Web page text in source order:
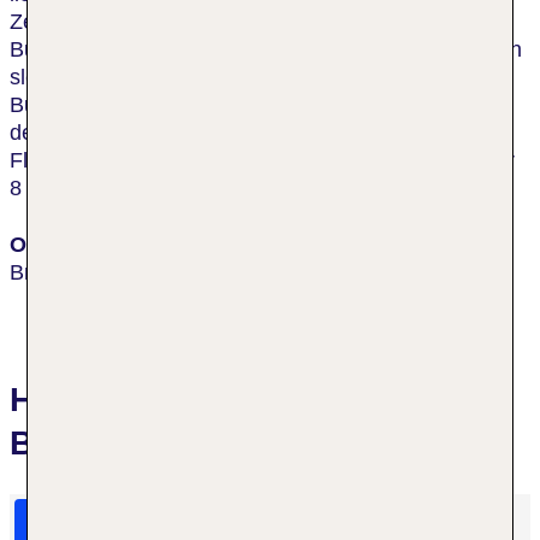
Zentrum der Stadt entfernt und neben dem Eurovea
Business Center, der Pribina Galleria und dem neuen
slowakischen Nationaltheater. Es gibt eine
Bushaltestelle in der unmittelbaren Umgebung, und
der nächste Bahnhof ist ca. 2,5 km entfernt. Der
Flughafen Milan Rastislav Štefánik ist nach ungefähr
8 km erreicht.
Ort
Bratislava
Hotelbewertungen Sheraton
Bratislava Hotel